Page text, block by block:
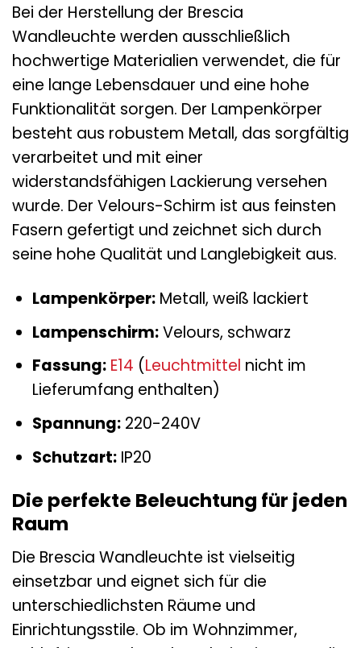
Bei der Herstellung der Brescia
Wandleuchte werden ausschließlich
hochwertige Materialien verwendet, die für
eine lange Lebensdauer und eine hohe
Funktionalität sorgen. Der Lampenkörper
besteht aus robustem Metall, das sorgfältig
verarbeitet und mit einer
widerstandsfähigen Lackierung versehen
wurde. Der Velours-Schirm ist aus feinsten
Fasern gefertigt und zeichnet sich durch
seine hohe Qualität und Langlebigkeit aus.
Lampenkörper:Metall, weiß lackiert
Lampenschirm:Velours, schwarz
Fassung: E14 (Leuchtmittel nicht im
Lieferumfang enthalten)
Spannung:220-240V
Schutzart:IP20
Die perfekte Beleuchtung für jeden
Raum
Die Brescia Wandleuchte ist vielseitig
einsetzbar und eignet sich für die
unterschiedlichsten Räume und
Einrichtungsstile. Ob im Wohnzimmer,